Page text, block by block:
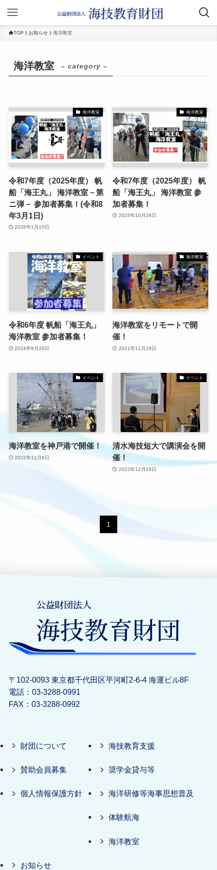
TOP お知らせ 海洋教室
海洋教室 – category –
海洋教室
令和7年度（2025年度） 帆
船「海王丸」 海洋教室－第
ニ弾－ 参加者募集！(令和8
年3月1日)
2026年1月15日
海洋教室
令和7年度（2025年度） 帆
船「海王丸」 海洋教室 参
加者募集！
2025年10月28日
イベント
令和6年度 帆船「海王丸」
海洋教室 参加者募集！
2024年9月26日
海洋教室
海洋教室をリモートで開
催！
2021年11月29日
イベント
海洋教室を神戸港で開催！
2022年11月8日
イベント
清水海技短大で講演会を開
催！
2022年12月16日
1
〒102-0093 東京都千代田区平河町2-6-4 海運ビル8F
電話：03-3288-0991
FAX：03-3288-0992
財団について
賛助会員募集
個人情報保護方針
海技教育支援
奨学金貸与等
海洋研修等海事思想普及
体験航海
海洋教室
お知らせ